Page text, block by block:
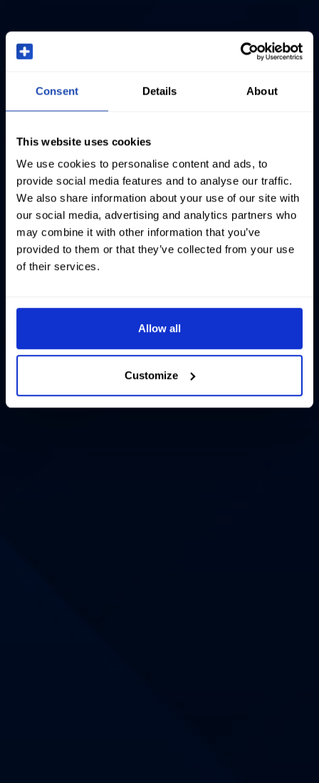
Consent Details About
This website uses cookies
We use cookies to personalise content and ads, to
provide social media features and to analyse our traffic.
We also share information about your use of our site with
our social media, advertising and analytics partners who
may combine it with other information that you’ve
provided to them or that they’ve collected from your use
of their services.
Allow all
Customize